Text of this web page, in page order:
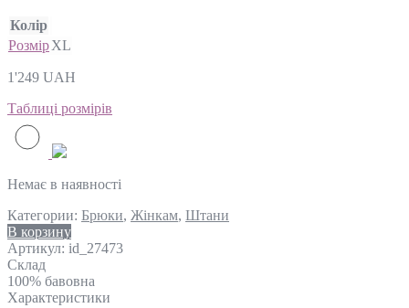
Колір
РозмірXL
1'249 UAH
Таблиці розмірів
Немає в наявності
Категории: Брюки, Жінкам, Штани
В корзину
Артикул: id_27473
Склад
100% бавовна
Характеристики